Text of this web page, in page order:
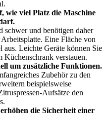
wie viel Platz die Maschine
schwer und benötigen daher
Eine Fläche von
Leichte Geräte können Sie
Küchenschrank verstauen.
um zusätzliche Funktionen.
Zubehör zu den
beispielsweise
Aufsätze den
die Sicherheit einer